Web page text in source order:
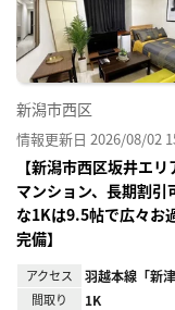
新潟市西区
情報更新日 2026/08/02
【新潟市西区坂井エ
マンション、長期割
な1Kは9.5帖で広々お
完備】
アクセス 羽越本線「新津
間取り 1K